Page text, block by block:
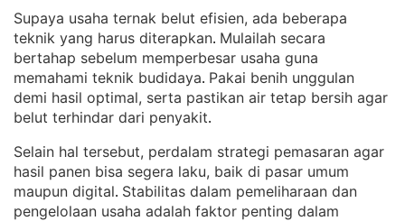
Supaya usaha ternak belut efisien, ada beberapa
teknik yang harus diterapkan. Mulailah secara
bertahap sebelum memperbesar usaha guna
memahami teknik budidaya. Pakai benih unggulan
demi hasil optimal, serta pastikan air tetap bersih agar
belut terhindar dari penyakit.
Selain hal tersebut, perdalam strategi pemasaran agar
hasil panen bisa segera laku, baik di pasar umum
maupun digital. Stabilitas dalam pemeliharaan dan
pengelolaan usaha adalah faktor penting dalam